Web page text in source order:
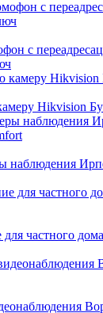
с
Hikvision
наблюдения
частного